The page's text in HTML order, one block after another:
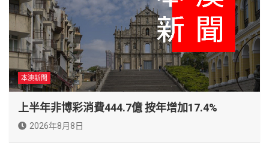
本澳新聞
上半年非博彩消費444.7億 按年增加17.4%
2026年8月8日